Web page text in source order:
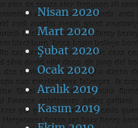
Nisan 2020
Mart 2020
Şubat 2020
Ocak 2020
Aralık 2019
Kasım 2019